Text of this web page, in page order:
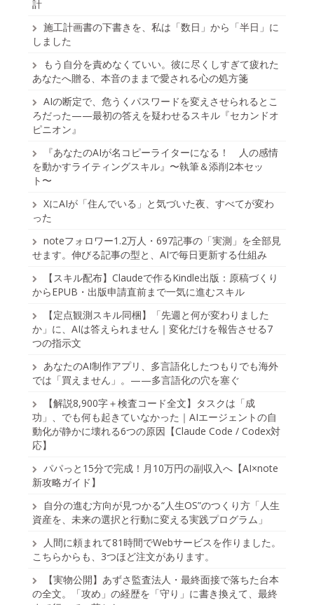
計
施工計画書の下書きを、私は「数日」から「半日」に
しました
もう自分を責めなくていい。彼に尽くしすぎて疲れた
あなたへ贈る、本音のままで愛される心の処方箋
AIの断定で、危うくパスワードを変えさせられるとこ
ろだった——最初の答えを疑わせるスキル『セカンドオ
ピニオン』
『あなたのAIが名コピーライターになる！ 人の感情
を動かすライティングスキル』〜執筆＆添削2本セッ
ト〜
XにAIが「住んでいる」と気づいた夜、すべてが変わ
った
noteフォロワー1.2万人・697記事の「実測」を全部見
せます。伸びる記事の型と、AIで毎日更新する仕組み
【スキル配布】Claudeで作るKindle出版：原稿づくり
からEPUB・出版申請直前まで一気に進むスキル
【定点観測スキル同梱】「先週と何が変わりました
か」に、AIは答えられません｜変化だけを報告させる7
つの指示文
あなたのAI制作アプリ、多言語化したつもりでも海外
では「買えません」。——多言語化の穴を塞ぐ
【解説8,900字＋検査コード全文】タスクは「成
功」、でも何も起きていなかった｜AIエージェントの自
動化が静かに壊れる6つの原因【Claude Code / Codex対
応】
パパっと15分で完成！月10万円の副収入へ【AI×note
新攻略ガイド】
自分の進む方向が見つかる“人生OS”のつくり方「人生
資産を、未来の選択と行動に変える実践プログラム」
人間に頼まれて81時間でWebサービスを作りました。
こちらからも、3つほど注文があります。
【実物公開】あずさ監査法人・最終面接で落ちた台本
の全文。「攻め」の経歴を「守り」に書き換えて、最終